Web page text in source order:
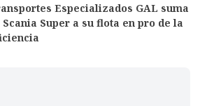
Especializados GAL suma
Scania Super a su flota en pro de la